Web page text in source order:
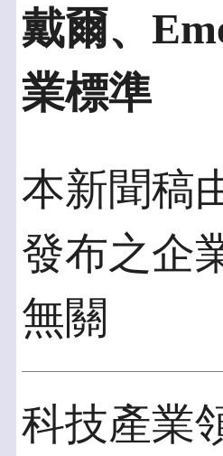
戴爾、
業標準
本新聞稿
發布之企
無關
科技產業